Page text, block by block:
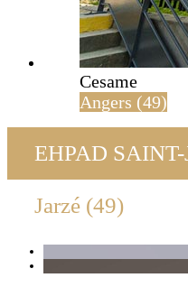
Cesame
Angers (49)
EHPAD SAINT-
Jarzé (49)